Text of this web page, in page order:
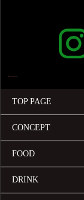
TOP PAGE
CONCEPT
FOOD
DRINK